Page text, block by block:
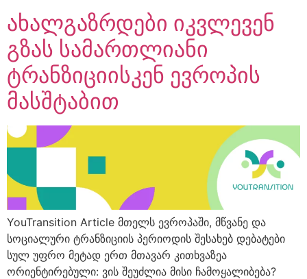
ახალგაზრდები იკვლევენ
გზას სამართლიანი
ტრანზიციისკენ ევროპის
მასშტაბით
YouTransition Article მთელს ევროპაში, მწვანე და
სოციალური ტრანზიციის პერიოდის შესახებ დებატები
სულ უფრო მეტად ერთ მთავარ კითხვაზეა
ორიენტირებული: ვის შეუძლია მისი ჩამოყალიბება?